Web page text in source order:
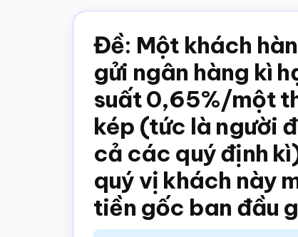
Học
toán
toán,
Sách
khoa
Toán,
nghiệm
online
Đề: Một khách
gửi ngân hàng kì
suất 0,65%/một
kép (tức là người
cả các quý định
quý vị khách này
tiền gốc ban đầu